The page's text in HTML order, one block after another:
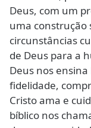
Deus, com um
uma construção
circunstâncias
de Deus para a
Deus nos
fidelidade,
Cristo ama e
bíblico nos